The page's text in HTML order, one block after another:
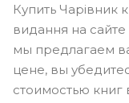
Купить Чарівник
видання на
мы предлагаем
цене, вы
стоимостью книг